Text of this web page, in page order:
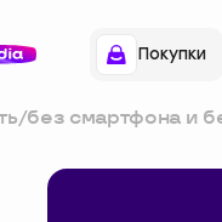
Покупки
/без смартфона и
мошеннический